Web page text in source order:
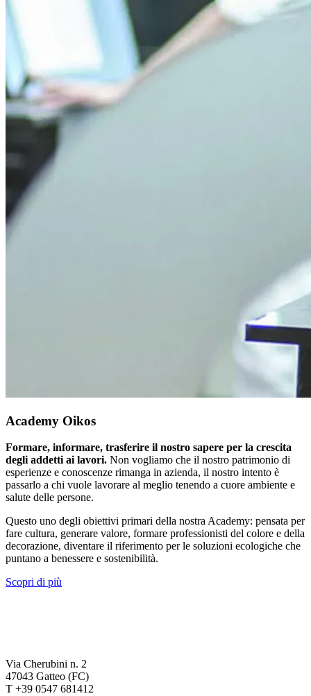
Academy Oikos
Formare, informare, trasferire il nostro sapere per la crescita
degli addetti ai lavori. Non vogliamo che il nostro patrimonio di
esperienze e conoscenze rimanga in azienda, il nostro intento è
passarlo a chi vuole lavorare al meglio tenendo a cuore ambiente e
salute delle persone.
Questo uno degli obiettivi primari della nostra Academy: pensata per
fare cultura, generare valore, formare professionisti del colore e della
decorazione, diventare il riferimento per le soluzioni ecologiche che
puntano a benessere e sostenibilità.
Scopri di più
Via Cherubini n. 2
47043 Gatteo (FC)
T +39 0547 681412